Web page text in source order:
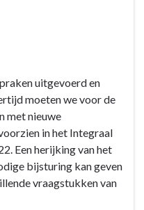
uitgevoerd en
moeten we voor de
met nieuwe
in het Integraal
Een herijking van het
bijsturing kan geven
vraagstukken van